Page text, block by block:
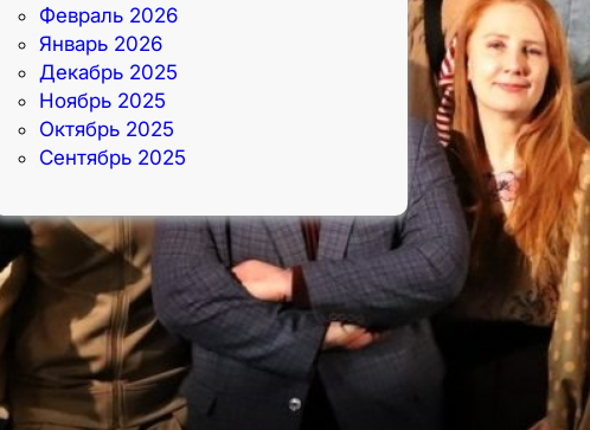
Февраль 2026
Январь 2026
Декабрь 2025
Ноябрь 2025
Октябрь 2025
Сентябрь 2025